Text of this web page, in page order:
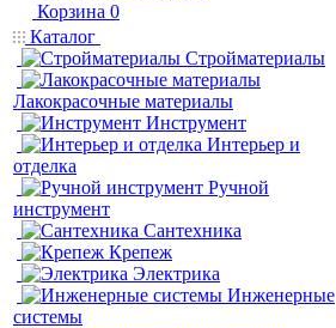
Корзина 0
Каталог
Стройматериалы
Лакокрасочные материалы
Инструмент
Интерьер и
отделка
Ручной
инструмент
Сантехника
Крепеж
Электрика
Инженерные
системы